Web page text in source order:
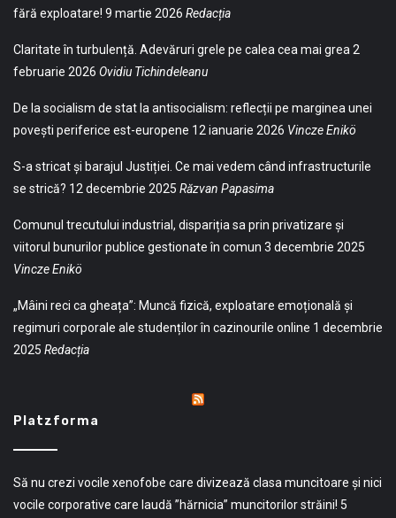
fără exploatare! 9 martie 2026 Redacția
Claritate în turbulență. Adevăruri grele pe calea cea mai grea 2
februarie 2026 Ovidiu Tichindeleanu
De la socialism de stat la antisocialism: reflecții pe marginea unei
povești periferice est-europene 12 ianuarie 2026 Vincze Enikö
S-a stricat și barajul Justiției. Ce mai vedem când infrastructurile
se strică? 12 decembrie 2025 Răzvan Papasima
Comunul trecutului industrial, dispariția sa prin privatizare și
viitorul bunurilor publice gestionate în comun 3 decembrie 2025
Vincze Enikö
„Mâini reci ca gheața”: Muncă fizică, exploatare emoțională și
regimuri corporale ale studenților în cazinourile online 1 decembrie
2025 Redacția
Platzforma
Să nu crezi vocile xenofobe care divizează clasa muncitoare și nici
vocile corporative care laudă ”hărnicia” muncitorilor străini! 5